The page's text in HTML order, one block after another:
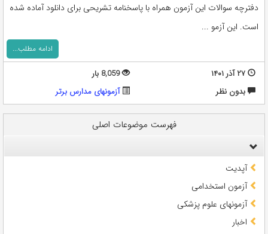
دفترچه سوالات این آزمون همراه با پاسخنامه تشریحی برای دانلود آماده شده
است. این آزمو ...
ادامه مطلب...
۲۷ آذر ۱۴۰۱
8,059 بار
بدون نظر
آزمونهای مدارس برتر
فهرست موضوعات اصلی
آپدیت
آزمون استخدامی
آزمونهای علوم پزشکی
اخبار